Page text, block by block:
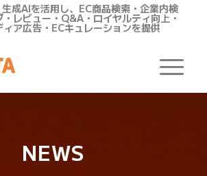
成AIを活用し、EC商品検索・企業内検
レビュー・Q&A・ロイヤルティ向上・
ィア広告・ECキュレーションを提供
NEWS